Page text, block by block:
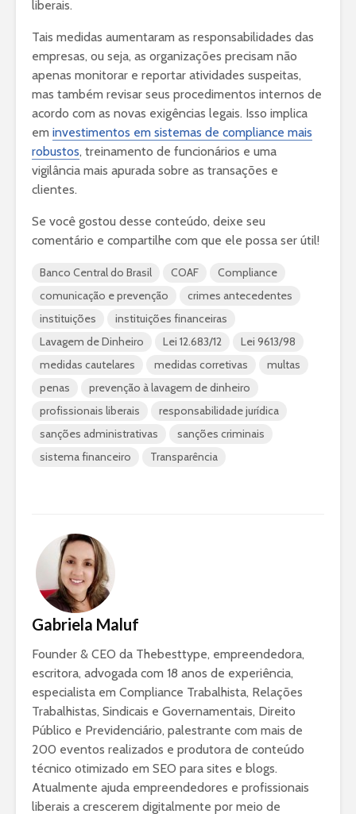
liberais.
Tais medidas aumentaram as responsabilidades das
empresas, ou seja, as organizações precisam não
apenas monitorar e reportar atividades suspeitas,
mas também revisar seus procedimentos internos de
acordo com as novas exigências legais. Isso implica
em investimentos em sistemas de compliance mais
robustos, treinamento de funcionários e uma
vigilância mais apurada sobre as transações e
clientes.
Se você gostou desse conteúdo, deixe seu
comentário e compartilhe com que ele possa ser útil!
Banco Central do Brasil COAF
Compliance
comunicação e prevenção
crimes antecedentes
instituições
instituições financeiras
Lavagem de Dinheiro
Lei 12.683/12
Lei 9613/98
medidas cautelares
medidas corretivas
multas
penas
prevenção à lavagem de dinheiro
profissionais liberais
responsabilidade jurídica
sanções administrativas
sanções criminais
sistema financeiro
Transparência
Gabriela Maluf
Founder & CEO da Thebesttype, empreendedora,
escritora, advogada com 18 anos de experiência,
especialista em Compliance Trabalhista, Relações
Trabalhistas, Sindicais e Governamentais, Direito
Público e Previdenciário, palestrante com mais de
200 eventos realizados e produtora de conteúdo
técnico otimizado em SEO para sites e blogs.
Atualmente ajuda empreendedores e profissionais
liberais a crescerem digitalmente por meio de